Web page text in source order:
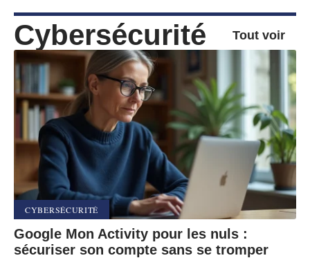
Cybersécurité Tout voir
CYBERSÉCURITÉ
Google Mon Activity pour les nuls :
sécuriser son compte sans se tromper